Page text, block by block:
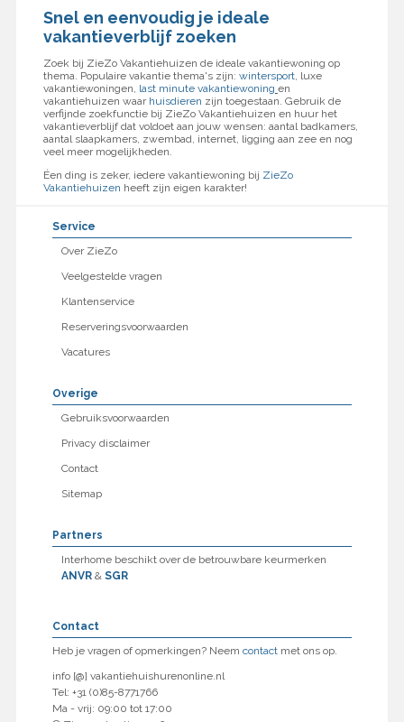
Snel en eenvoudig je ideale
vakantieverblijf zoeken
Zoek bij ZieZo Vakantiehuizen de ideale vakantiewoning op
thema. Populaire vakantie thema's zijn: wintersport, luxe
vakantiewoningen, last minute vakantiewoning en
vakantiehuizen waarhuisdieren zijn toegestaan. Gebruik de
verfijnde zoekfunctie bij ZieZo Vakantiehuizen en huur het
vakantieverblijf dat voldoet aan jouw wensen: aantal badkamers,
aantal slaapkamers, zwembad, internet, ligging aan zee en nog
veel meer mogelijkheden.
Éen ding is zeker, iedere vakantiewoning bij ZieZo
Vakantiehuizen heeft zijn eigen karakter!
Service
Over ZieZo
Veelgestelde vragen
Klantenservice
Reserveringsvoorwaarden
Vacatures
Overige
Gebruiksvoorwaarden
Privacy disclaimer
Contact
Sitemap
Partners
Interhome beschikt over de betrouwbare keurmerken
ANVR& SGR
Contact
Heb je vragen of opmerkingen? Neem contactmet ons op.
info [@] vakantiehuishurenonline.nl
Tel: +31 (0)85-8771766
Ma - vrij: 09:00 tot 17:00